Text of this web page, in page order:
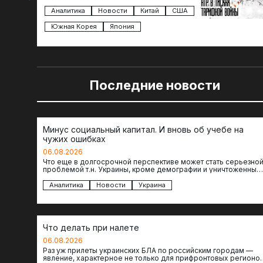
импорта из более 100 стран…
Аналитика Новости Китай
США
Южная Корея
Япония
Последние новости
Минус социальный капитал. И вновь об учебе на
чужих ошибках
06.08.2026
Что еще в долгосрочной перспективе может стать серьезной
проблемой т.н. Украины, кроме демографии и уничтоженных
Аналитика Новости Украина
Что делать при налете
06.08.2026
Раз уж прилеты украинских БЛА по российским городам —
явление, характерное не только для прифронтовых